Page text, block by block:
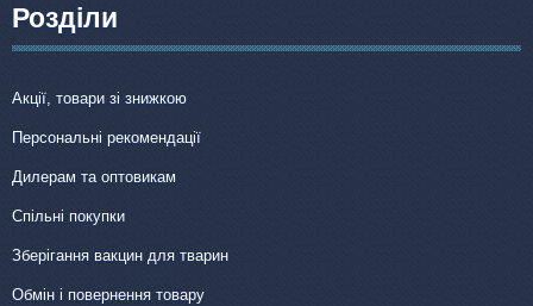
Розділи
Акції, товари зі знижкою
Персональні рекомендації
Дилерам та оптовикам
Спільні покупки
Зберігання вакцин для тварин
Обмін і повернення товару